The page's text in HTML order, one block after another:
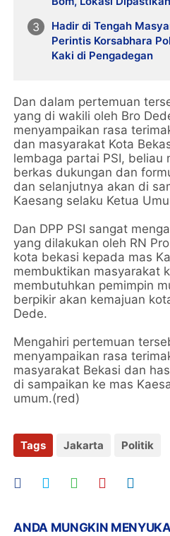
Hadir di Tengah
Perintis Korsabhara
Kaki di Pengadegan
Dan dalam pertemuan
yang di wakili oleh Bro
menyampaikan rasa
dan masyarakat Kota
lembaga partai PSI, beliau
berkas dukungan dan
dan selanjutnya akan di
Kaesang selaku Ketua
Dan DPP PSI sangat
yang dilakukan oleh RN
kota bekasi kepada mas
membuktikan masyarakat
membutuhkan pemimpin
berpikir akan kemajuan
Dede.
Mengahiri pertemuan
menyampaikan rasa
masyarakat Bekasi dan
di sampaikan ke mas
umum.(red)
Tags Jakarta Politik
ANDA MUNGKIN